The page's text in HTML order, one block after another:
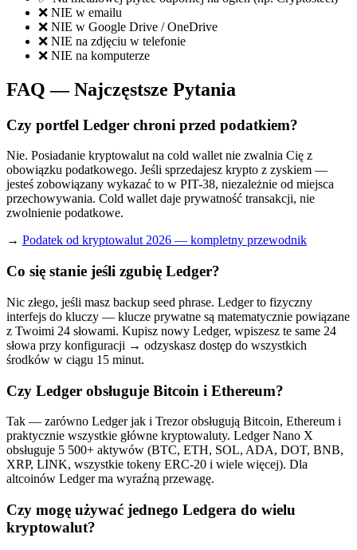
❌ NIE w emailu
❌ NIE w Google Drive / OneDrive
❌ NIE na zdjęciu w telefonie
❌ NIE na komputerze
FAQ — Najczęstsze Pytania
Czy portfel Ledger chroni przed podatkiem?
Nie. Posiadanie kryptowalut na cold wallet nie zwalnia Cię z
obowiązku podatkowego. Jeśli sprzedajesz krypto z zyskiem —
jesteś zobowiązany wykazać to w PIT-38, niezależnie od miejsca
przechowywania. Cold wallet daje prywatność transakcji, nie
zwolnienie podatkowe.
→ Podatek od kryptowalut 2026 — kompletny przewodnik
Co się stanie jeśli zgubię Ledger?
Nic złego, jeśli masz backup seed phrase. Ledger to fizyczny
interfejs do kluczy — klucze prywatne są matematycznie powiązane
z Twoimi 24 słowami. Kupisz nowy Ledger, wpiszesz te same 24
słowa przy konfiguracji → odzyskasz dostęp do wszystkich
środków w ciągu 15 minut.
Czy Ledger obsługuje Bitcoin i Ethereum?
Tak — zarówno Ledger jak i Trezor obsługują Bitcoin, Ethereum i
praktycznie wszystkie główne kryptowaluty. Ledger Nano X
obsługuje 5 500+ aktywów (BTC, ETH, SOL, ADA, DOT, BNB,
XRP, LINK, wszystkie tokeny ERC-20 i wiele więcej). Dla
altcoinów Ledger ma wyraźną przewagę.
Czy mogę używać jednego Ledgera do wielu
kryptowalut?